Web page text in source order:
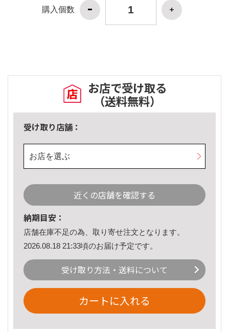
購入個数
お店で受け取る
（送料無料）
受け取り店舗：
お店を選ぶ
近くの店舗を確認する
納期目安：
店舗在庫不足の為、取り寄せ注文となります。
2026.08.18 21:33頃のお届け予定です。
受け取り方法・送料について
カートに入れる